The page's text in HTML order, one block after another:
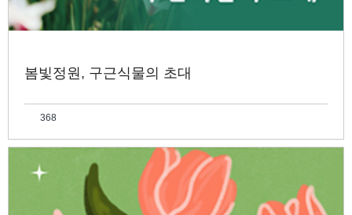
봄빛정원, 구근식물의 초대
368